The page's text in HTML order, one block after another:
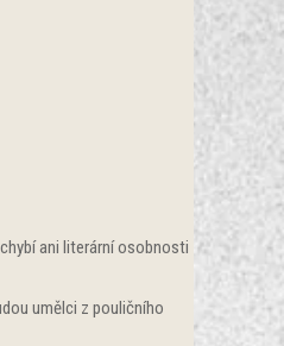
ani literární osobnosti
umělci z pouličního